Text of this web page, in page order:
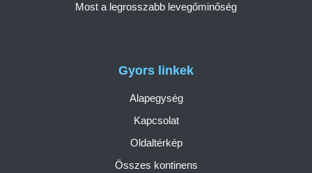
Gyors linkek
Alapegység
Kapcsolat
Oldaltérkép
Összes kontinens
Most a legrosszabb levegőminőség